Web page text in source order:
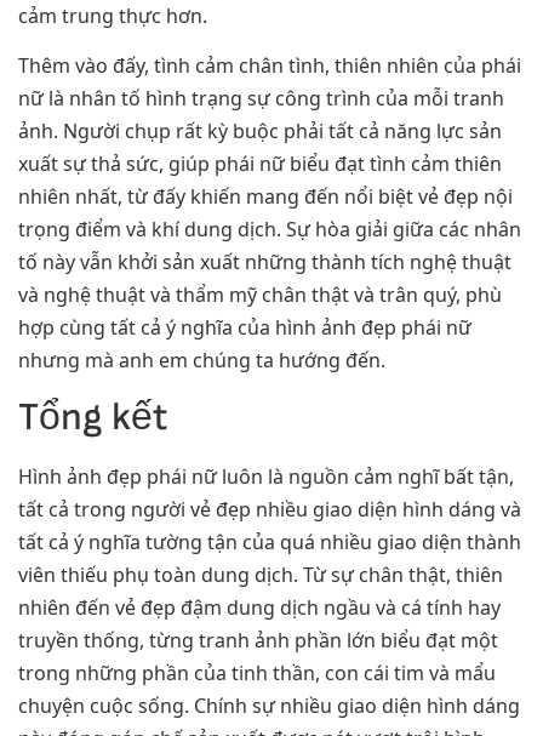
cảm trung thực hơn.
Thêm vào đấy, tình cảm chân tình, thiên nhiên của phái
nữ là nhân tố hình trạng sự công trình của mỗi tranh
ảnh. Người chụp rất kỳ buộc phải tất cả năng lực sản
xuất sự thả sức, giúp phái nữ biểu đạt tình cảm thiên
nhiên nhất, từ đấy khiến mang đến nổi biệt vẻ đẹp nội
trọng điểm và khí dung dịch. Sự hòa giải giữa các nhân
tố này vẫn khởi sản xuất những thành tích nghệ thuật
và nghệ thuật và thẩm mỹ chân thật và trân quý, phù
hợp cùng tất cả ý nghĩa của hình ảnh đẹp phái nữ
nhưng mà anh em chúng ta hướng đến.
Tổng kết
Hình ảnh đẹp phái nữ luôn là nguồn cảm nghĩ bất tận,
tất cả trong người vẻ đẹp nhiều giao diện hình dáng và
tất cả ý nghĩa tường tận của quá nhiều giao diện thành
viên thiếu phụ toàn dung dịch. Từ sự chân thật, thiên
nhiên đến vẻ đẹp đậm dung dịch ngầu và cá tính hay
truyền thống, từng tranh ảnh phần lớn biểu đạt một
trong những phần của tinh thần, con cái tim và mẩu
chuyện cuộc sống. Chính sự nhiều giao diện hình dáng